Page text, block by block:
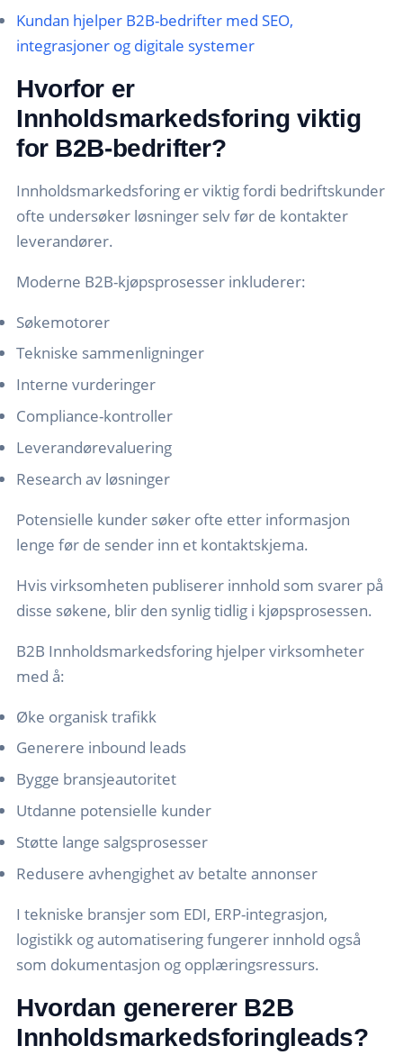
Kundan hjelper B2B-bedrifter med SEO,
integrasjoner og digitale systemer
Hvorfor er
Innholdsmarkedsforing viktig
for B2B-bedrifter?
Innholdsmarkedsforing er viktig fordi bedriftskunder
ofte undersøker løsninger selv før de kontakter
leverandører.
Moderne B2B-kjøpsprosesser inkluderer:
Søkemotorer
Tekniske sammenligninger
Interne vurderinger
Compliance-kontroller
Leverandørevaluering
Research av løsninger
Potensielle kunder søker ofte etter informasjon
lenge før de sender inn et kontaktskjema.
Hvis virksomheten publiserer innhold som svarer på
disse søkene, blir den synlig tidlig i kjøpsprosessen.
B2B Innholdsmarkedsforing hjelper virksomheter
med å:
Øke organisk trafikk
Generere inbound leads
Bygge bransjeautoritet
Utdanne potensielle kunder
Støtte lange salgsprosesser
Redusere avhengighet av betalte annonser
I tekniske bransjer som EDI, ERP-integrasjon,
logistikk og automatisering fungerer innhold også
som dokumentasjon og opplæringsressurs.
Hvordan genererer B2B
Innholdsmarkedsforingleads?